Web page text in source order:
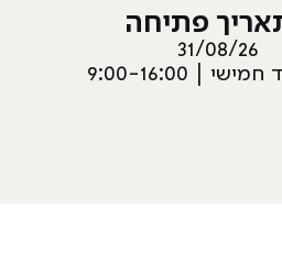
פתיחה
31/08/26
| 9:00-16:00